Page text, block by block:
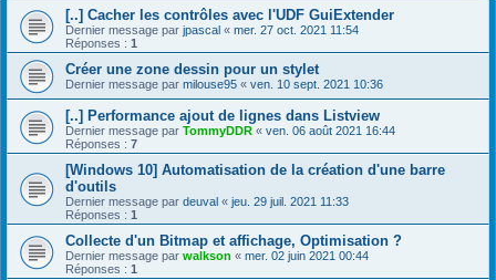
[..] Cacher les contrôles avec l'UDF GuiExtender
Dernier message par jpascal « mer. 27 oct. 2021 11:54
Réponses : 1
Créer une zone dessin pour un stylet
Dernier message par milouse95 « ven. 10 sept. 2021 10:36
[..] Performance ajout de lignes dans Listview
Dernier message par TommyDDR « ven. 06 août 2021 16:44
Réponses : 7
[Windows 10] Automatisation de la création d'une barre
d'outils
Dernier message par deuval « jeu. 29 juil. 2021 11:33
Réponses : 1
Collecte d'un Bitmap et affichage, Optimisation ?
Dernier message par walkson « mer. 02 juin 2021 00:44
Réponses : 1